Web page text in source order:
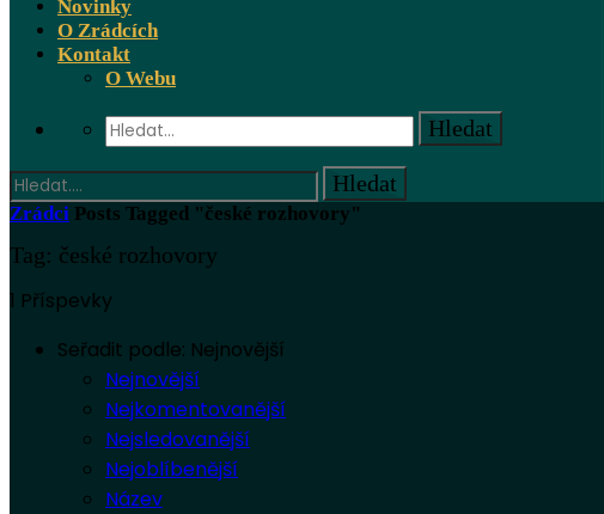
Novinky
O Zrádcích
Kontakt
O Webu
Zrádci Posts Tagged "české rozhovory"
Tag: české rozhovory
1 Příspevky
Seřadit podle: Nejnovější
Nejnovější
Nejkomentovanější
Nejsledovanější
Nejoblíbenější
Název